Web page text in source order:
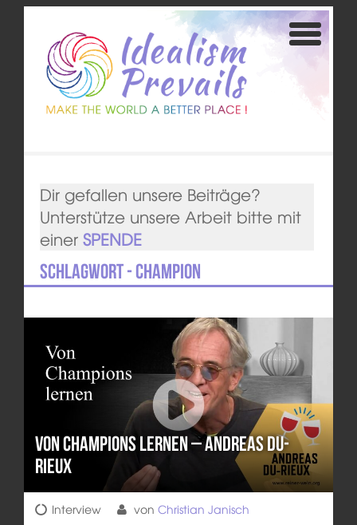
Dir gefallen unsere Beiträge?
Unterstütze unsere Arbeit bitte mit
einer SPENDE
Schlagwort - Champion
Von Champions lernen – Andreas Du-
Rieux
Interview von Christian Janisch